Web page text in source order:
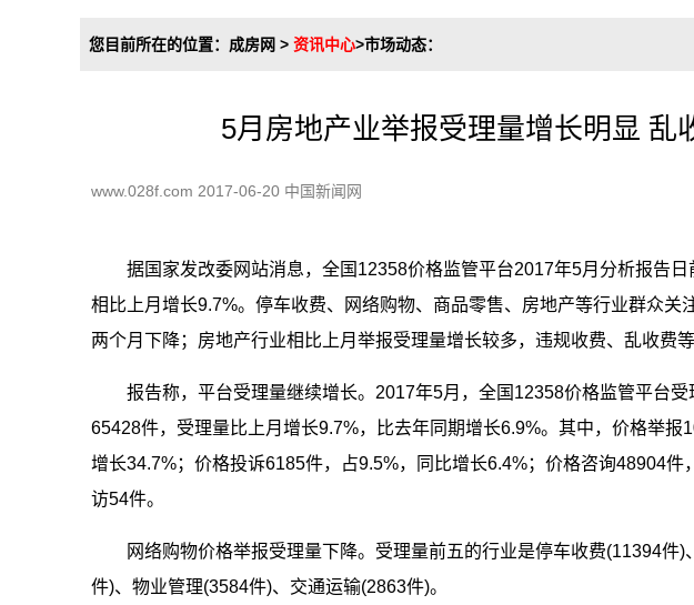
您目前所在的位置： 成房网 > 资讯中心>市场动态：
5月房地产业举报受理量增长明显 乱
www.028f.com 2017-06-20 中国新闻网
据国家发改委网站消息，全国12358价格监管平台2017年5月分析报告
相比上月增长9.7%。停车收费、网络购物、商品零售、房地产等行业群众关
两个月下降；房地产行业相比上月举报受理量增长较多，违规收费、乱收费等
报告称，平台受理量继续增长。2017年5月，全国12358价格监管平台
65428件，受理量比上月增长9.7%，比去年同期增长6.9%。其中，价格举报
增长34.7%；价格投诉6185件，占9.5%，同比增长6.4%；价格咨询48904件
访54件。
网络购物价格举报受理量下降。受理量前五的行业是停车收费(11394件
件)、物业管理(3584件)、交通运输(2863件)。